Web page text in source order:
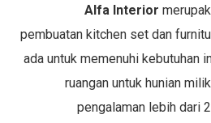
Alfa Interior
pembuatan kitchen set dan
ada untuk memenuhi kebutuhan
ruangan untuk hunian
pengalaman lebih dari